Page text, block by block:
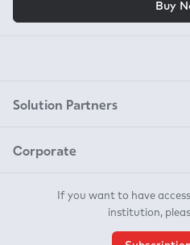
Buy
Solution Partners
Corporate
If you want to have
institution,